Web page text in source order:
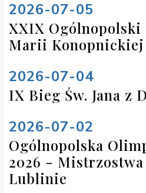
2026-07-05
XXIX Ogólnopolski
Marii Konopnickiej
2026-07-04
IX Bieg Św. Jana z
2026-07-02
Ogólnopolska
2026 - Mistrzostwa
Lublinie